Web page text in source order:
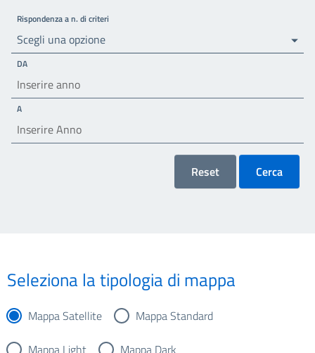
Rispondenza a n. di criteri
Scegli una opzione
DA
A
Reset Cerca
Seleziona la tipologia di mappa
Mappa Satellite
Mappa Standard
Mappa Light
Mappa Dark